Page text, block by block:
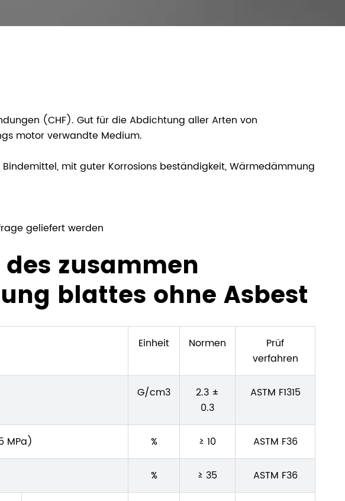
(CHF). Gut für die Abdichtung aller Arten von
motor verwandte Medium.
mit guter Korrosions beständigkeit, Wärmedämmung
geliefert werden
zusammen
blattes ohne Asbest
Einheit Normen
Prüf
verfahren
G/cm3
2.3 ±
0.3
ASTM F1315
MPa) % ≥ 10 ASTM F36
% ≥ 35 ASTM F36